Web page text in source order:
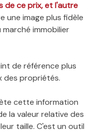
de ce prix, et l'autre
une image plus fidèle
immobilier
de référence plus
des propriétés.
cette information
la valeur relative des
taille. C'est un outil